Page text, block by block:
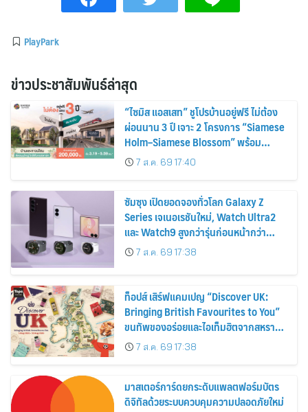
PlayPark
ข่าวประชาสัมพันธ์ล่าสุด
“ไซมิส แอสเสท” ชูโปรบ้านอยู่ฟรี ไม่ต้อง
ผ่อนนาน 3 ปี เจาะ 2 โครงการ “Siamese
Holm–Siamese Blossom” พร้อม
ส่วนลดและสิทธิพิเศษถึง 31 สิงหาคม
2569
7 ส.ค. 69 17:40
ซัมซุง เปิดยอดจองทั่วโลก Galaxy Z
Series เจเนอเรชันใหม่, Watch Ultra2
และ Watch9 สูงกว่ารุ่นก่อนหน้ากว่า
30%7 ส.ค. 69 17:38
ท็อปส์ เสิร์ฟแคมเปญ “Discover UK:
Bringing British Favourites to You”
ขนทัพของอร่อยและไอเท็มฮิตจากสหราช
อาณาจักร ส่งตรงถึงมือตั้งแต่วันนี้ – 18
สิงหาคมนี้
7 ส.ค. 69 17:38
มาสเตอร์การ์ดยกระดับแพลตฟอร์มบัตร
ดิจิทัลด้วยระบบควบคุมความปลอดภัยใหม่